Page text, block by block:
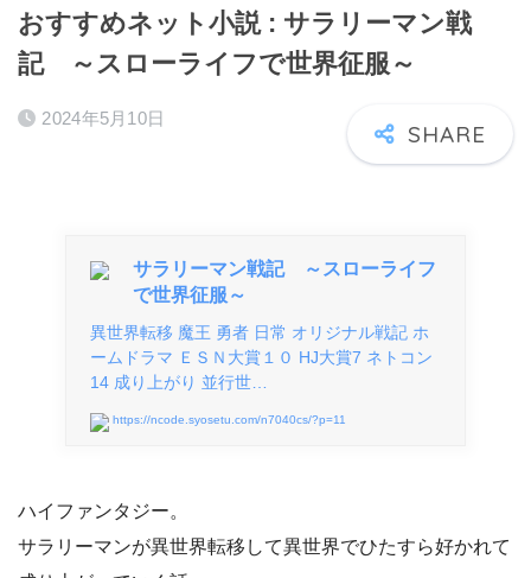
おすすめネット小説 : サラリーマン戦
記 ～スローライフで世界征服～
2024年5月10日
サラリーマン戦記 ～スローライフ
で世界征服～
異世界転移 魔王 勇者 日常 オリジナル戦記 ホ
ームドラマ ＥＳＮ大賞１０ HJ大賞7 ネトコン
14 成り上がり 並行世…
https://ncode.syosetu.com/n7040cs/?p=11
ハイファンタジー。
サラリーマンが異世界転移して異世界でひたすら好かれて